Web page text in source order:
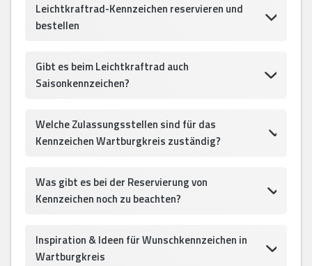
Leichtkraftrad-Kennzeichen reservieren und
bestellen
Gibt es beim Leichtkraftrad auch
Saisonkennzeichen?
Welche Zulassungsstellen sind für das
Kennzeichen Wartburgkreis zuständig?
Was gibt es bei der Reservierung von
Kennzeichen noch zu beachten?
Inspiration & Ideen für Wunschkennzeichen in
Wartburgkreis